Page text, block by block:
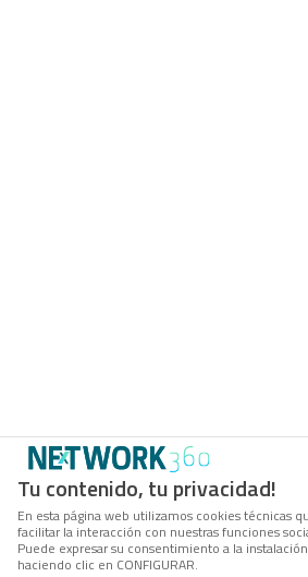
Tu contenido, tu privacidad!
En esta página web utilizamos cookies técnicas
facilitar la interacción con nuestras funciones
Puede expresar su consentimiento a la
haciendo clic en CONFIGURAR.